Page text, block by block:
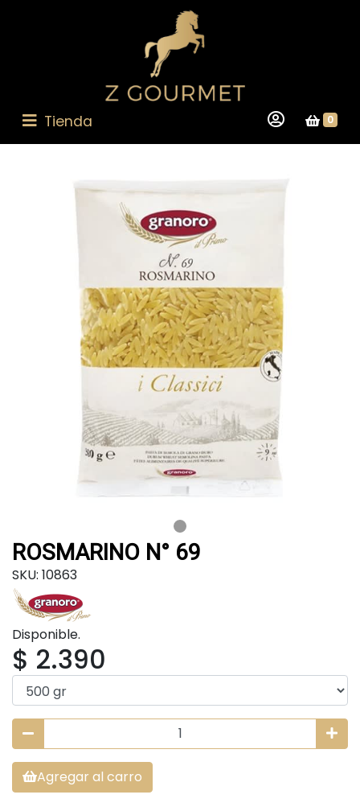
Tienda 0
ROSMARINO N° 69
SKU: 10863
Disponible.
$ 2.390
Agregar al carro